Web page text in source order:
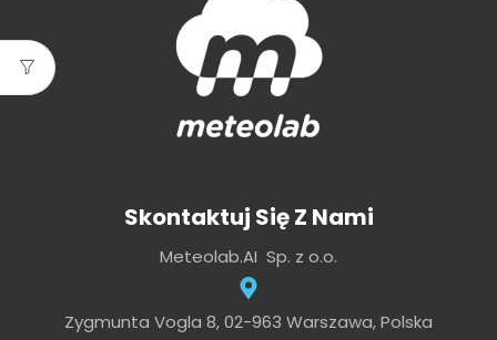
Skontaktuj Się Z Nami
Meteolab.AI Sp. z o.o.
Zygmunta Vogla 8, 02-963 Warszawa, Polska